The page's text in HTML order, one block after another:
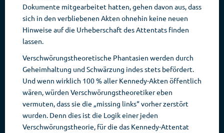
Dokumente mitgearbeitet hatten, gehen davon aus, dass
sich in den verbliebenen Akten ohnehin keine neuen
Hinweise auf die Urheberschaft des Attentats finden
lassen.
Verschwörungstheoretische Phantasien werden durch
Geheimhaltung und Schwärzung indes stets befördert.
Und wenn wirklich 100 % aller Kennedy-Akten öffentlich
wären, würden Verschwörungstheoretiker eben
vermuten, dass sie die „missing links“ vorher zerstört
wurden. Denn dies ist die Logik einer jeden
Verschwörungstheorie, für die das Kennedy-Attentat